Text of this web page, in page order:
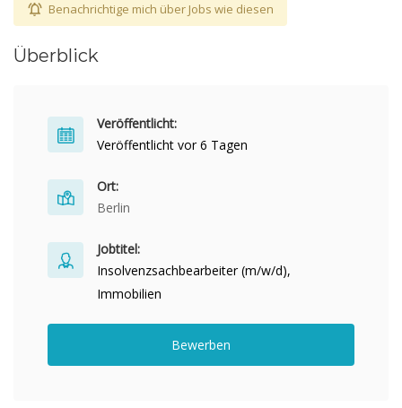
Benachrichtige mich über Jobs wie diesen
Überblick
Veröffentlicht:
Veröffentlicht vor 6 Tagen
Ort:
Berlin
Jobtitel:
Insolvenzsachbearbeiter (m/w/d),
Immobilien
Bewerben